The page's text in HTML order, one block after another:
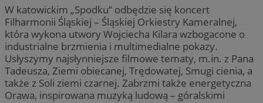
W katowickim „Spodku” odbędzie się koncert
Filharmonii Śląskiej – Śląskiej Orkiestry Kameralnej,
która wykona utwory Wojciecha Kilara wzbogacone o
industrialne brzmienia i multimedialne pokazy.
Usłyszymy najsłynniejsze filmowe tematy, m.in. z Pana
Tadeusza, Ziemi obiecanej, Trędowatej, Smugi cienia, a
także z Soli ziemi czarnej. Zabrzmi także energetyczna
Orawa, inspirowana muzyką ludową – góralskimi